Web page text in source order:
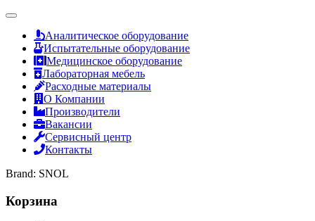
Аналитическое оборудование
Испытательные оборудование
Медицинское оборудование
Лабораторная мебель
Расходные материалы
О Компании
Производители
Вакансии
Сервисный центр
Контакты
Brand: SNOL
Корзина